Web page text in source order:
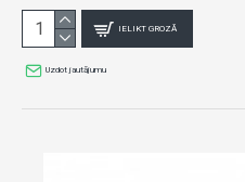
IELIKT GROZĀ
Uzdot jautājumu